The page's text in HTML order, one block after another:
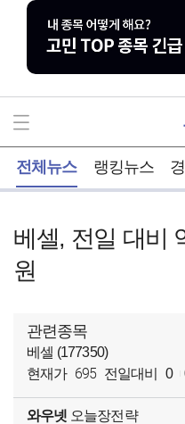
전체뉴스 랭킹뉴스
베셀, 전일 대비
원
관련종목
베셀 (177350)
현재가 695 전일대비 0
와우넷 오늘장전략